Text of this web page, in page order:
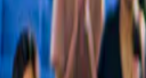
in Mallorca